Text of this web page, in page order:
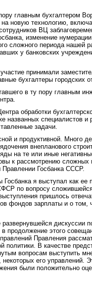
главным бухгалтером
новую технологию,
ВЦ
изменение
сложного периода
у банковских
принимали
бухгалтеры городских
в ту пору главным
обработки
названных специалистов
задачи.
и продуктивной. Много
внепланового
на те или иные
к рассмотрению
Правлении Госбанка СССР.
я выступал как ее
по вопросу
пришлось
фондов зарплаты и о том,
дискуссии
продолжение этого
Правления
В качестве
вопросам выступить
его управлений.
были положительно